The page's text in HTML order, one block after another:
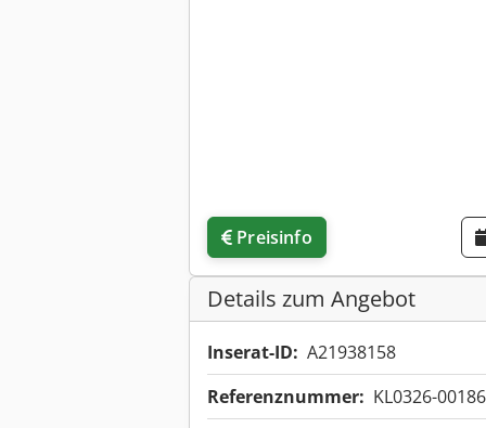
Preisinfo
Details zum Angebot
Inserat-ID: A21938158
Referenznummer: KL0326-00186